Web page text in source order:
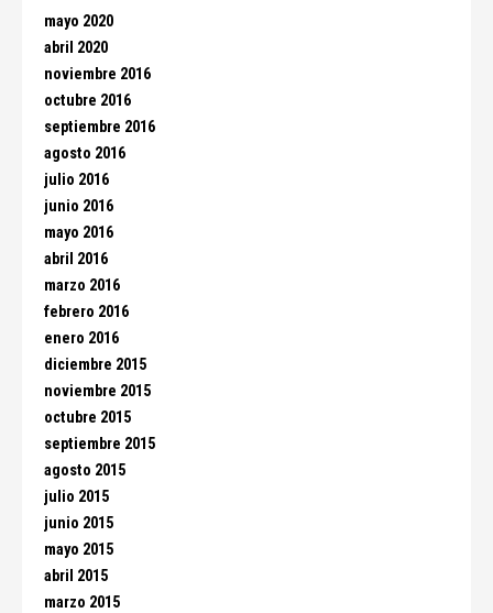
mayo 2020
abril 2020
noviembre 2016
octubre 2016
septiembre 2016
agosto 2016
julio 2016
junio 2016
mayo 2016
abril 2016
marzo 2016
febrero 2016
enero 2016
diciembre 2015
noviembre 2015
octubre 2015
septiembre 2015
agosto 2015
julio 2015
junio 2015
mayo 2015
abril 2015
marzo 2015